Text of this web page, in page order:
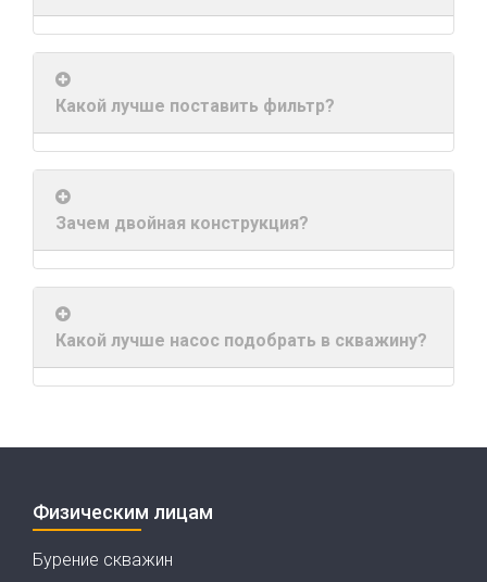
Какой лучше поставить фильтр?
Зачем двойная конструкция?
Какой лучше насос подобрать в скважину?
Физическим лицам
Бурение скважин